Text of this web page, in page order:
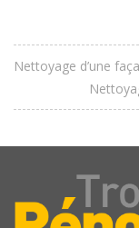
Nettoyage d’une